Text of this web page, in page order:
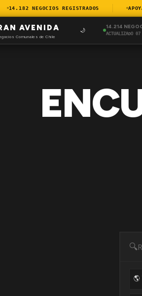
14.182 NEGOCIOS REGISTRADOS APOYA
AVENIDA
Comunales de Chile
🌙
14.214
ACTUALIZADO
🔍